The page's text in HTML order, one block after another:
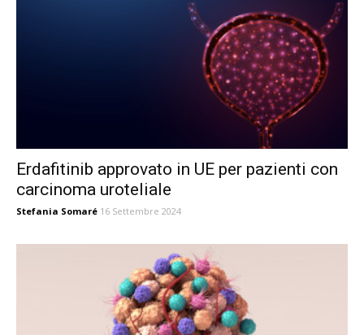
Erdafitinib approvato in UE per pazienti con
carcinoma uroteliale
Stefania Somaré 16 Settembre 2024